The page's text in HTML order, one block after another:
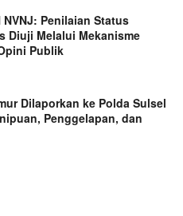
NVNJ: Penilaian Status
Diuji Melalui Mekanisme
Publik
Dilaporkan ke Polda Sulsel
Penggelapan, dan